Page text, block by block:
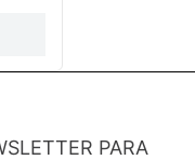
PARA